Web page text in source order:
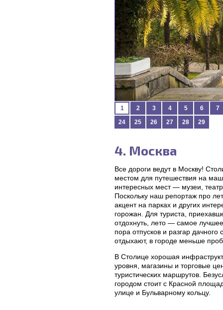
1 2 3 4 5 6
7
24
25 26 27 28 29
4. Москва
Все дороги ведут в Москву!
местом для путешествия на
интересных мест — музеи,
Поскольку наш репортаж про
акцент на парках и других
горожан. Для туриста,
отдохнуть, лето — самое
пора отпусков и разгар
отдыхают, в городе меньше
В Столице хорошая
уровня, магазины и торговые
туристических маршрутов.
городом стоит с Красной
улице и Бульварному кольцу.